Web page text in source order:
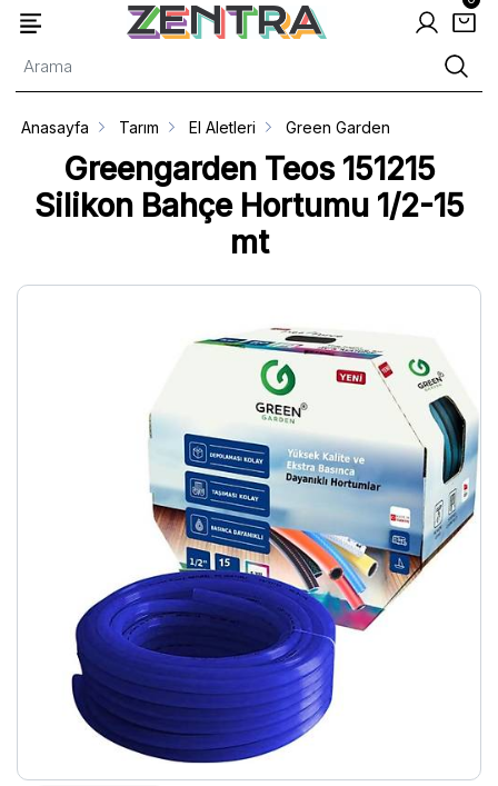
Greengarden Teos 151215
Silikon Bahçe Hortumu 1/2-15
mt
Anasayfa Tarım El Aletleri Green Garden